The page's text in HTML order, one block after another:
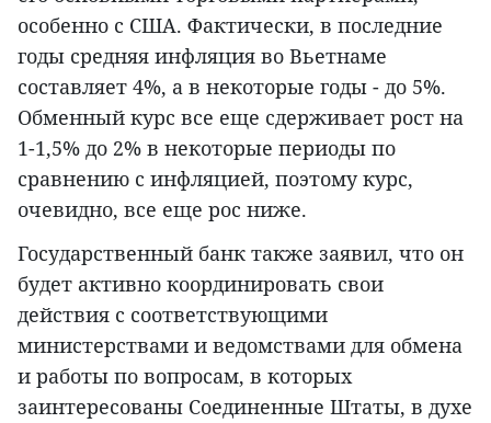
особенно с США. Фактически, в последние
годы средняя инфляция во Вьетнаме
составляет 4%, а в некоторые годы - до 5%.
Обменный курс все еще сдерживает рост на
1-1,5% до 2% в некоторые периоды по
сравнению с инфляцией, поэтому курс,
очевидно, все еще рос ниже.
Государственный банк также заявил, что он
будет активно координировать свои
действия с соответствующими
министерствами и ведомствами для обмена
и работы по вопросам, в которых
заинтересованы Соединенные Штаты, в духе